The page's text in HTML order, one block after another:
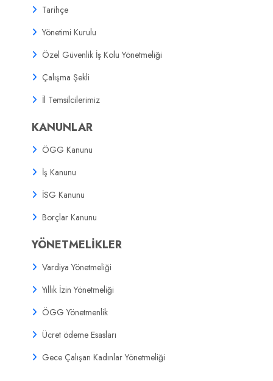
Tarihçe
Yönetimi Kurulu
Özel Güvenlik İş Kolu Yönetmeliği
Çalışma Şekli
İl Temsilcilerimiz
KANUNLAR
ÖGG Kanunu
İş Kanunu
İSG Kanunu
Borçlar Kanunu
YÖNETMELİKLER
Vardiya Yönetmeliği
Yıllık İzin Yönetmeliği
ÖGG Yönetmenlik
Ücret ödeme Esasları
Gece Çalışan Kadınlar Yönetmeliği